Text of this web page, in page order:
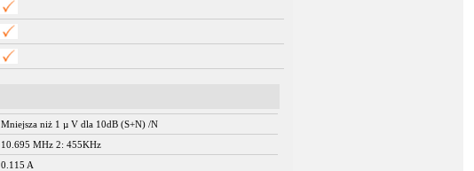
Mniejsza niż 1 µ V dla 10dB (S+N) /N
10.695 MHz 2: 455KHz
0.115 A